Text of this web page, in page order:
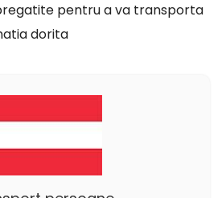
pentru a va transporta
dorita